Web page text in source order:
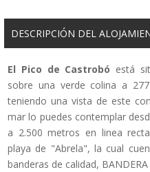
DESCRIPCIÓN DEL
El Pico de Castrobó está
sobre una verde colina a
teniendo una vista de este
mar lo puedes contemplar
a 2.500 metros en linea
playa de "Abrela", la cual
banderas de calidad,